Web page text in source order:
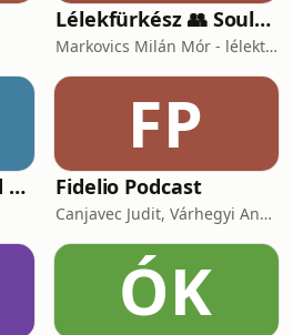
Lélekfürkész 👥 SoulScout
Markovics Milán Mór - lélektan, tudomány, vallás, harc
vipcast.hu powered by Media1
FP
Fidelio Podcast
Canjavec Judit, Várhegyi András, Gyürke Kata, Tompa Diána, Vass Antónia
ÓK